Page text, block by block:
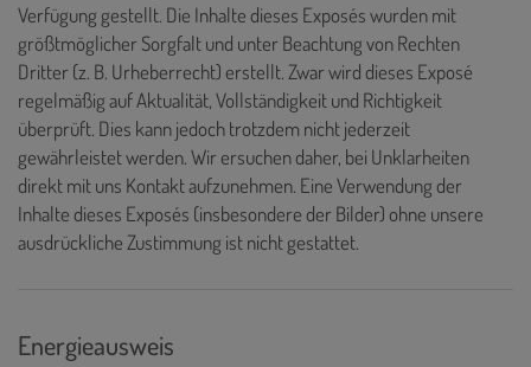
Verfügung gestellt. Die Inhalte dieses Exposés wurden mit
größtmöglicher Sorgfalt und unter Beachtung von Rechten
Dritter (z. B. Urheberrecht) erstellt. Zwar wird dieses Exposé
regelmäßig auf Aktualität, Vollständigkeit und Richtigkeit
überprüft. Dies kann jedoch trotzdem nicht jederzeit
gewährleistet werden. Wir ersuchen daher, bei Unklarheiten
direkt mit uns Kontakt aufzunehmen. Eine Verwendung der
Inhalte dieses Exposés (insbesondere der Bilder) ohne unsere
ausdrückliche Zustimmung ist nicht gestattet.
Energieausweis